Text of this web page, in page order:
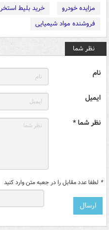
مزایده خودرو
خرید بلیط استخر
فروشنده مواد شیمیایی
نظر شما
نام
ایمیل
نظر شما *
* لطفا عدد مقابل را در جعبه متن وارد کنید